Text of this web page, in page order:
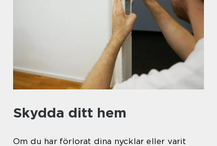
Skydda ditt hem
Om du har förlorat dina nycklar eller varit